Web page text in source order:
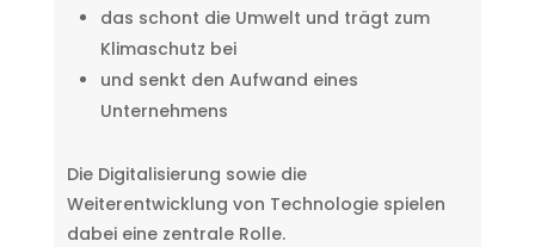
das schont die Umwelt und trägt zum
Klimaschutz bei
und senkt den Aufwand eines
Unternehmens
Die Digitalisierung sowie die
Weiterentwicklung von Technologie spielen
dabei eine zentrale Rolle.